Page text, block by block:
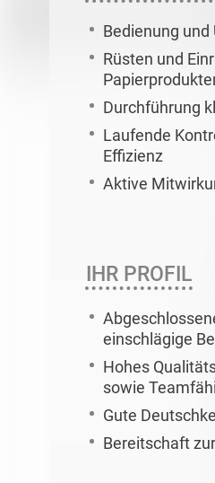
Bedienung
Rüsten und
Durchführung
Laufende
Effizienz
Aktive
IHR PROFIL
einschlägige
Hohes
sowie
Gute
Bereitschaft